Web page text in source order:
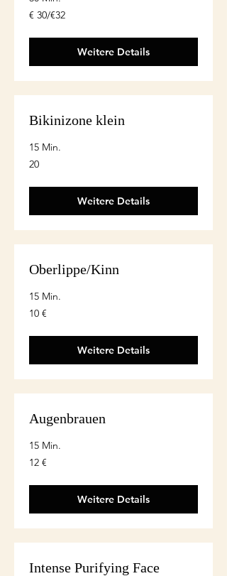
€
30/€32
€ 30/€32
Weitere Details
Bikinizone klein
15 Min.
20
20
Weitere Details
Oberlippe/Kinn
15 Min.
10
euro
10 €
Weitere Details
Augenbrauen
15 Min.
12
euro
12 €
Weitere Details
Intense Purifying Face